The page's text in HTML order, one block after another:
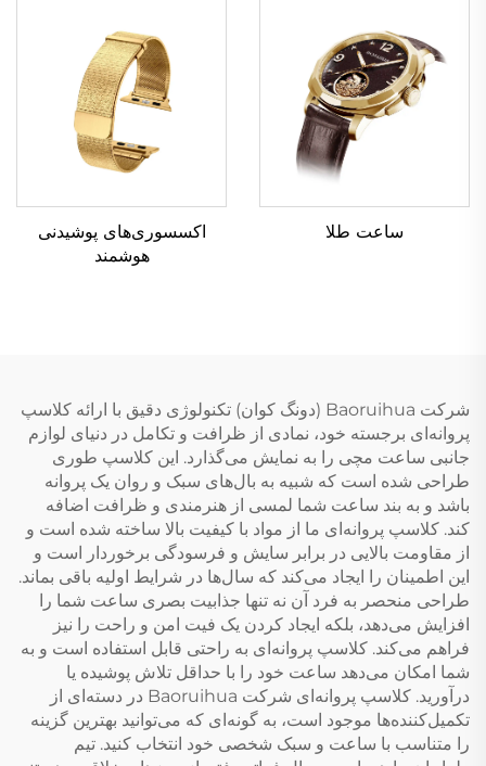
ساعت طلا
اکسسوری‌های پوشیدنی
هوشمند
شرکت Baoruihua (دونگ کوان) تکنولوژی دقیق با ارائه کلاسپ
پروانه‌ای برجسته خود، نمادی از ظرافت و تکامل در دنیای لوازم
جانبی ساعت مچی را به نمایش می‌گذارد. این کلاسپ طوری
طراحی شده است که شبیه به بال‌های سبک و روان یک پروانه
باشد و به بند ساعت شما لمسی از هنرمندی و ظرافت اضافه
کند. کلاسپ پروانه‌ای ما از مواد با کیفیت بالا ساخته شده است و
از مقاومت بالایی در برابر سایش و فرسودگی برخوردار است و
این اطمینان را ایجاد می‌کند که سال‌ها در شرایط اولیه باقی بماند.
طراحی منحصر به فرد آن نه تنها جذابیت بصری ساعت شما را
افزایش می‌دهد، بلکه ایجاد کردن یک فیت امن و راحت را نیز
فراهم می‌کند. کلاسپ پروانه‌ای به راحتی قابل استفاده است و به
شما امکان می‌دهد ساعت خود را با حداقل تلاش پوشیده یا
درآورید. کلاسپ پروانه‌ای شرکت Baoruihua در دسته‌ای از
تکمیل‌کننده‌ها موجود است، به گونه‌ای که می‌توانید بهترین گزینه
را متناسب با ساعت و سبک شخصی خود انتخاب کنید. تیم